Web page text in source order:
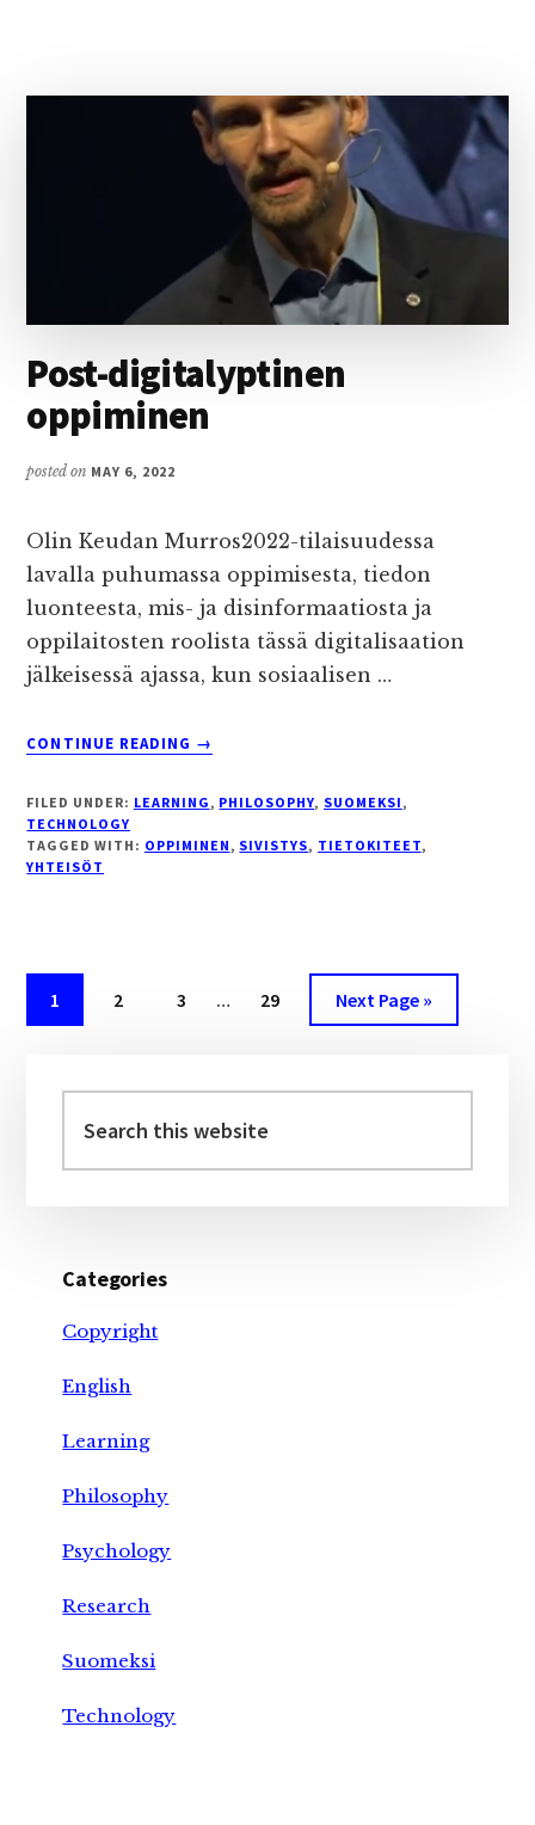
Post-digitalyptinen
oppiminen
posted on MAY 6, 2022
Olin Keudan Murros2022-tilaisuudessa
lavalla puhumassa oppimisesta, tiedon
luonteesta, mis- ja disinformaatiosta ja
oppilaitosten roolista tässä digitalisaation
jälkeisessä ajassa, kun sosiaalisen …
CONTINUE READING
ABOUT
OPPIMINEN
→
FILED UNDER: LEARNING, PHILOSOPHY, SUOMEKSI,
TECHNOLOGY
TAGGED WITH: OPPIMINEN, SIVISTYS, TIETOKITEET,
YHTEISÖT
Page
1 Page
2 Page
3
Interim
… Page
29
Go
to
Next Page »
Sidebar
this
website
Categories
Copyright
English
Learning
Philosophy
Psychology
Research
Suomeksi
Technology